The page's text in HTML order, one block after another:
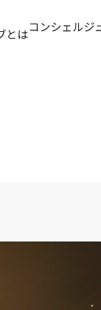
とはコンシェルジ